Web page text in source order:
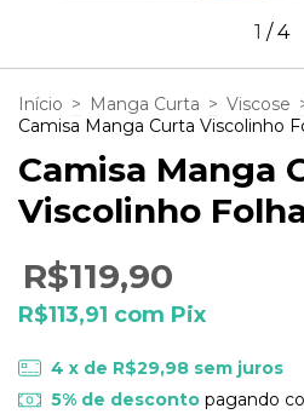
1 /4
Início > Manga Curta > Viscose
Camisa Manga Curta Viscolinho
Camisa Manga
Viscolinho
R$119,90
R$113,91 com Pix
4 x de R$29,98 sem juros
5% de descontopagando